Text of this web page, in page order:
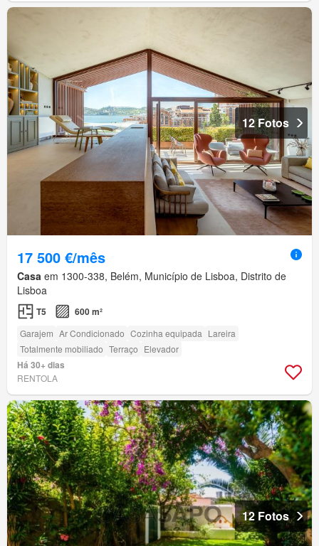
12 Fotos
17 500 €/mês
Casa em 1300-338, Belém, Município de Lisboa, Distrito de
Lisboa
T5 600 m²
Garajem Ar Condicionado Cozinha equipada Lareira
Totalmente mobiliado Terraço Elevador
Há 30+ dias
RENTOLA
12 Fotos